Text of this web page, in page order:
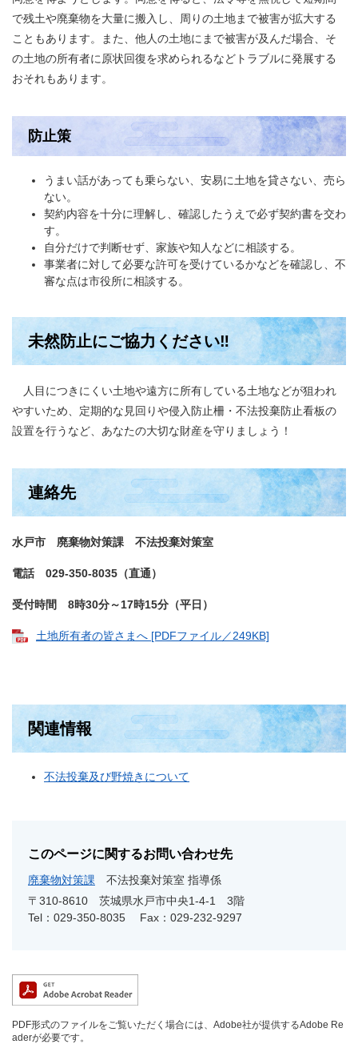
で残土や廃棄物を大量に搬入し、周りの土地まで被害が拡大する
こともあります。また、他人の土地にまで被害が及んだ場合、そ
の土地の所有者に原状回復を求められるなどトラブルに発展する
おそれもあります。
防止策
うまい話があっても乗らない、安易に土地を貸さない、売ら
ない。
契約内容を十分に理解し、確認したうえで必ず契約書を交わ
す。
自分だけで判断せず、家族や知人などに相談する。
事業者に対して必要な許可を受けているかなどを確認し、不
審な点は市役所に相談する。
未然防止にご協力ください‼
人目につきにくい土地や遠方に所有している土地などが狙われ
やすいため、定期的な見回りや侵入防止柵・不法投棄防止看板の
設置を行うなど、あなたの大切な財産を守りましょう！
連絡先
水戸市 廃棄物対策課 不法投棄対策室
電話 029-350-8035（直通）
受付時間 8時30分～17時15分（平日）
土地所有者の皆さまへ [PDFファイル／249KB]
関連情報
不法投棄及び野焼きについて
このページに関するお問い合わせ先
廃棄物対策課
不法投棄対策室 指導係
〒310-8610
茨城県水戸市中央1-4-1 3階
Tel：029-350-8035
Fax：029-232-9297
PDF形式のファイルをご覧いただく場合には、Adobe社が提供するAdobe Re
aderが必要です。